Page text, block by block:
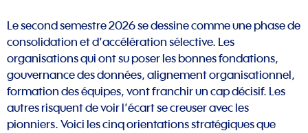
Le second semestre 2026 se dessine comme une phase de
consolidation et d’accélération sélective. Les
organisations qui ont su poser les bonnes fondations,
gouvernance des données, alignement organisationnel,
formation des équipes, vont franchir un cap décisif. Les
autres risquent de voir l’écart se creuser avec les
pionniers. Voici les cinq orientations stratégiques que